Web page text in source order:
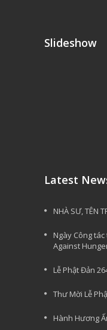
Slideshow
Latest
NHÀ SƯ, TÊN
Ngày Công
Against
Lễ Phật Đản
Thư Mời Lễ
Hành Hương